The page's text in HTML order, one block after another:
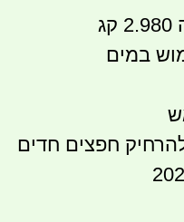
במים
חפצים חדים